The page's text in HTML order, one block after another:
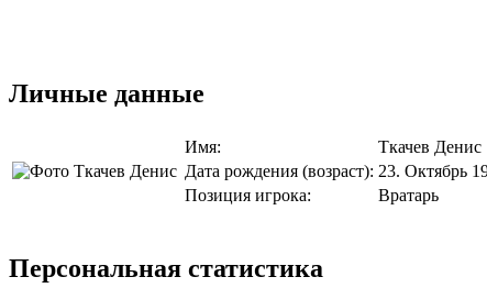
Личные данные
Имя:
Ткачев Денис
Дата рождения (возраст): 23. Октябрь
Позиция игрока:
Вратарь
Персональная статистика